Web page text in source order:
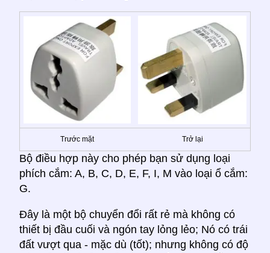
Trước mặt Trở lại
Bộ điều hợp này cho phép bạn sử dụng loại
phích cắm: A, B, C, D, E, F, I, M vào loại ổ cắm:
G.
Đây là một bộ chuyển đổi rất rẻ mà không có
thiết bị đầu cuối và ngón tay lỏng lẻo; Nó có trái
đất vượt qua - mặc dù (tốt); nhưng không có độ